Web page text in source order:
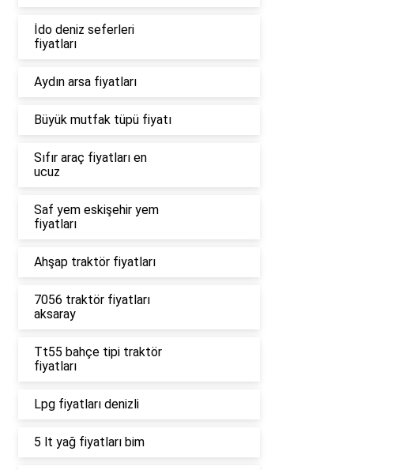
İdo deniz seferleri
fiyatları
Aydın arsa fiyatları
Büyük mutfak tüpü fiyatı
Sıfır araç fiyatları en
ucuz
Saf yem eskişehir yem
fiyatları
Ahşap traktör fiyatları
7056 traktör fiyatları
aksaray
Tt55 bahçe tipi traktör
fiyatları
Lpg fiyatları denizli
5 lt yağ fiyatları bim